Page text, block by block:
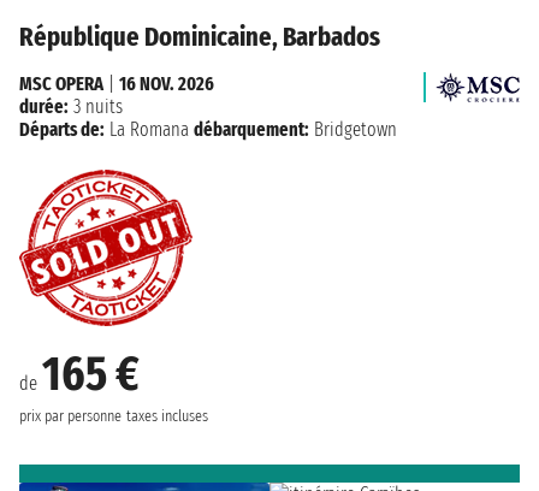
République Dominicaine, Barbados
de 165 €
prix par personne taxes incluses
MSC OPERA
16 NOV. 2026
durée: 3 nuits
Départs de: La Romana débarquement: Bridgetown